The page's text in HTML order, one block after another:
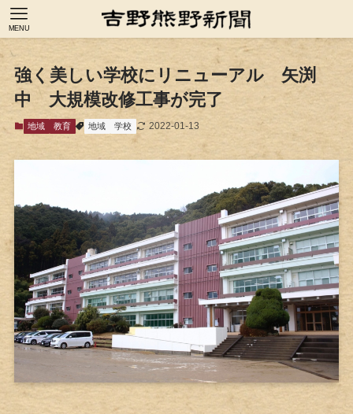
MENU
強く美しい学校にリニューアル 矢渕
中 大規模改修工事が完了
地域 教育 地域 学校 2022-01-13